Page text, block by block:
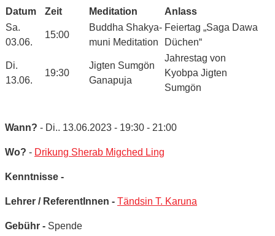
Datum Zeit Meditation
Anlass
Sa.
03.06.
15:00
Buddha Shakya­
muni Meditation
Feiertag „Saga Dawa
Düchen“
Di.
13.06.
19:30
Jigten Sumgön
Ganapuja
Jahrestag von
Kyobpa Jigten
Sumgön
Wann? - Di.. 13.06.2023 - 19:30 - 21:00
Wo? - Drikung Sherab Migched Ling
Kenntnisse -
Lehrer / ReferentInnen - Tändsin T. Karuna
Gebühr - Spende